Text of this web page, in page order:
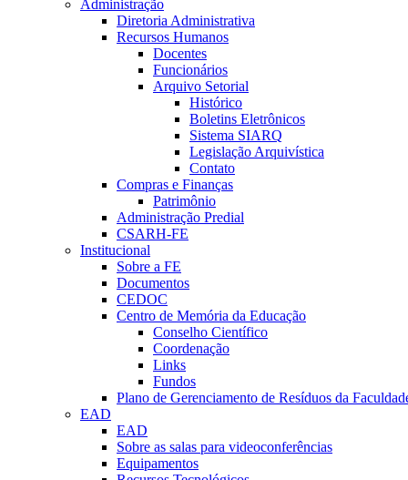
Administração
Diretoria Administrativa
Recursos Humanos
Docentes
Funcionários
Arquivo Setorial
Histórico
Boletins Eletrônicos
Sistema SIARQ
Legislação Arquivística
Contato
Compras e Finanças
Patrimônio
Administração Predial
CSARH-FE
Institucional
Sobre a FE
Documentos
CEDOC
Centro de Memória da Educação
Conselho Científico
Coordenação
Links
Fundos
Plano de Gerenciamento de Resíduos da
EAD
EAD
Sobre as salas para videoconferências
Equipamentos